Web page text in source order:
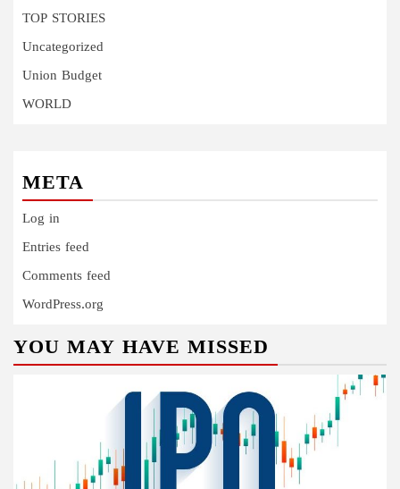
TOP STORIES
Uncategorized
Union Budget
WORLD
META
Log in
Entries feed
Comments feed
WordPress.org
YOU MAY HAVE MISSED